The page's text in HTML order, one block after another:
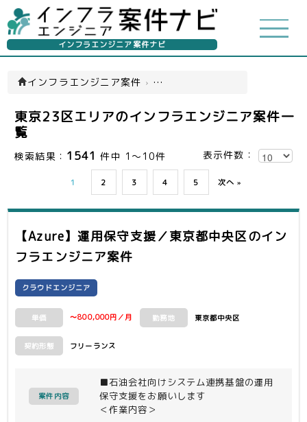
インフラエンジニア案件ナビ
インフラエンジニア案件 › 東京23区エリア案件
東京23区エリアのインフラエンジニア案件一
覧
検索結果： 1541 件中 1～10件 表示件数：
1 2 3 4 5 次へ »
【Azure】運用保守支援／東京都中央区のイン
フラエンジニア案件
クラウドエンジニア
単価 〜800,000円／月 勤務地 東京都中央区
契約形態 フリーランス
案件内容
■石油会社向けシステム連携基盤の運用
保守支援をお願いします
＜作業内容＞